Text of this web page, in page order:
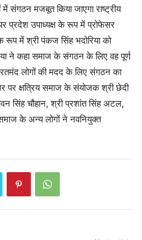
संगठन मजबूत किया जाएगा राष्ट्रीय
प्रदेश उपाध्यक्ष के रूप में प्रोफेसर
में श्री पंकज सिंह भदोरिया को
ने कहा समाज के संगठन के लिए वह पूर्ण
लोगों की मदद के लिए संगठन का
पर क्षत्रिय समाज के संयोजक श्री छेदी
सिंह चौहान, श्री प्रशांत सिंह अटल,
के अन्य लोगों ने नवनियुक्त